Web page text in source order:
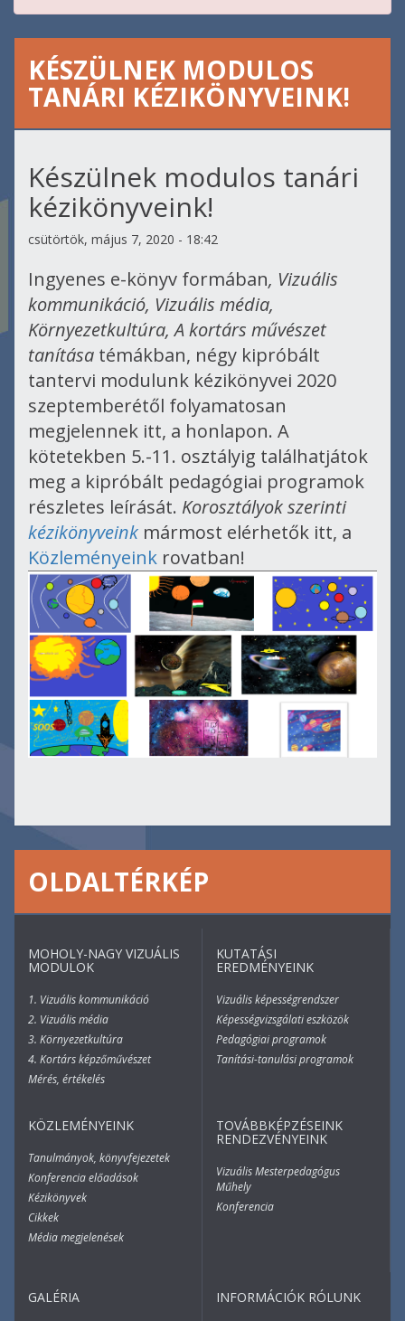
KÉSZÜLNEK MODULOS
TANÁRI KÉZIKÖNYVEINK!
Készülnek modulos tanári
kézikönyveink!
csütörtök, május 7, 2020 - 18:42
Ingyenes e-könyv formában, Vizuális
kommunikáció, Vizuális média,
Környezetkultúra, A kortárs művészet
tanítása témákban, négy kipróbált
tantervi modulunk kézikönyvei 2020
szeptemberétől folyamatosan
megjelennek itt, a honlapon. A
kötetekben 5.-11. osztályig találhatjátok
meg a kipróbált pedagógiai programok
részletes leírását. Korosztályok szerinti
kézikönyveink mármost elérhetők itt, a
Közleményeink rovatban!
OLDALTÉRKÉP
MOHOLY-NAGY VIZUÁLIS
MODULOK
1. Vizuális kommunikáció
2. Vizuális média
3. Környezetkultúra
4. Kortárs képzőművészet
Mérés, értékelés
KUTATÁSI
EREDMÉNYEINK
Vizuális képességrendszer
Képességvizsgálati eszközök
Pedagógiai programok
Tanítási-tanulási programok
KÖZLEMÉNYEINK
Tanulmányok, könyvfejezetek
Konferencia előadások
Kézikönyvek
Cikkek
Média megjelenések
TOVÁBBKÉPZÉSEINK
RENDEZVÉNYEINK
Vizuális Mesterpedagógus
Műhely
Konferencia
GALÉRIA INFORMÁCIÓK RÓLUNK